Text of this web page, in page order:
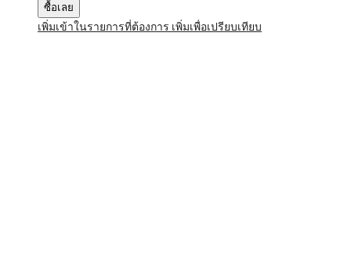
ซื้อเลย
เพิ่มเข้าในรายการที่ต้องการ เพิ่มเพื่อเปรียบเทียบ